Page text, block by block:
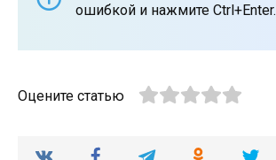
ошибкой и нажмите Ctrl+Enter.
Оцените статью